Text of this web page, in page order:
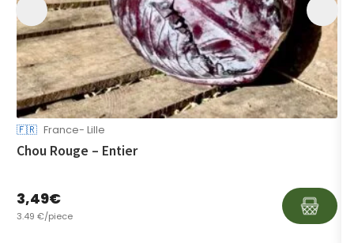
🇫🇷 France- Lille
Chou Rouge – Entier
3,49€
3.49 €/piece